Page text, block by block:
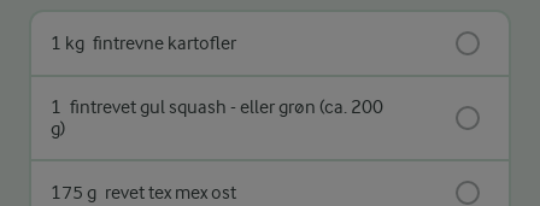
1 kg fintrevne kartofler
1 fintrevet gul squash - eller grøn (ca. 200
g)
175 g revet tex mex ost